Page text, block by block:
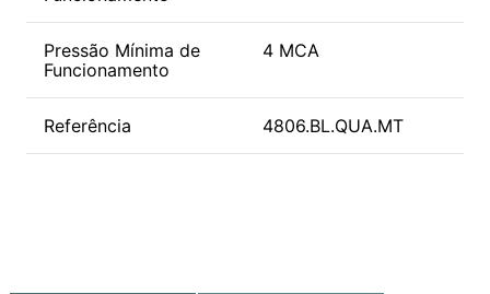
Pressão Mínima de
Funcionamento
4 MCA
Referência 4806.BL.QUA.MT